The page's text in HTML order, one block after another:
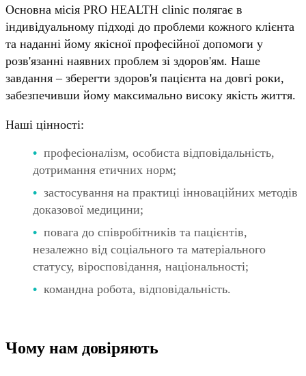
Основна місія PRO HEALTH clinic полягає в
індивідуальному підході до проблеми кожного клієнта
та наданні йому якісної професійної допомоги у
розв'язанні наявних проблем зі здоров'ям. Наше
завдання – зберегти здоров'я пацієнта на довгі роки,
забезпечивши йому максимально високу якість життя.
Наші цінності:
професіоналізм, особиста відповідальність,
дотримання етичних норм;
застосування на практиці інноваційних методів
доказової медицини;
повага до співробітників та пацієнтів,
незалежно від соціального та матеріального
статусу, віросповідання, національності;
командна робота, відповідальність.
Чому нам довіряють